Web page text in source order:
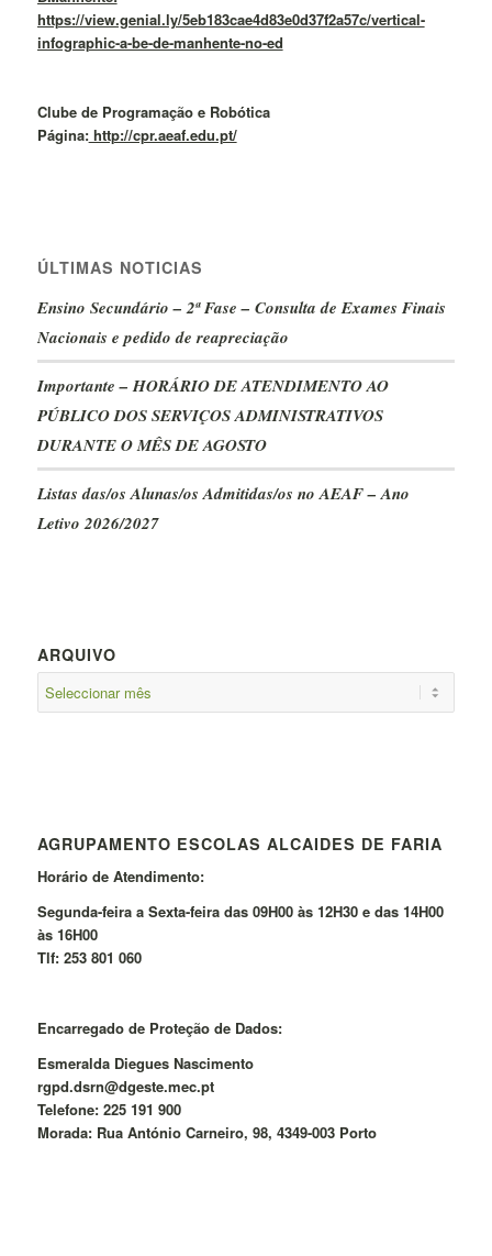
https://view.genial.ly/5eb183cae4d83e0d37f2a57c/vertical-
infographic-a-be-de-manhente-no-ed
Clube de Programação e Robótica
Página:http://cpr.aeaf.edu.pt/
ÚLTIMAS NOTICIAS
Ensino Secundário – 2ª Fase – Consulta de Exames Finais
Nacionais e pedido de reapreciação
Importante – HORÁRIO DE ATENDIMENTO AO
PÚBLICO DOS SERVIÇOS ADMINISTRATIVOS
DURANTE O MÊS DE AGOSTO
Listas das/os Alunas/os Admitidas/os no AEAF – Ano
Letivo 2026/2027
ARQUIVO
AGRUPAMENTO ESCOLAS ALCAIDES DE FARIA
Horário de Atendimento:
Segunda-feira a Sexta-feira das 09H00 às 12H30 e das 14H00
às 16H00
Tlf: 253 801 060
Encarregado de Proteção de Dados:
Esmeralda Diegues Nascimento
rgpd.dsrn@dgeste.mec.pt
Telefone: 225 191 900
Morada: Rua António Carneiro, 98, 4349-003 Porto